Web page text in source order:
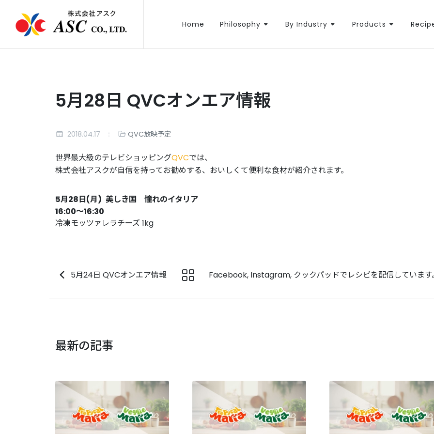
Home Philosophy By Industry Products
5月28日 QVCオンエア情報
2018.04.17 QVC放映予定
世界最大級のテレビショッピングQVCでは、
株式会社アスクが自信を持ってお勧めする、おいしくて便利な食材が紹介されます。
5月28日(月) 美しき国 憧れのイタリア
16:00〜16:30
冷凍モッツァレラチーズ 1kg
5月24日 QVCオンエア情報 Facebook, Instagram, クックパッドでレシピを配信しています
最新の記事